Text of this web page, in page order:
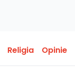
Religia Opinie